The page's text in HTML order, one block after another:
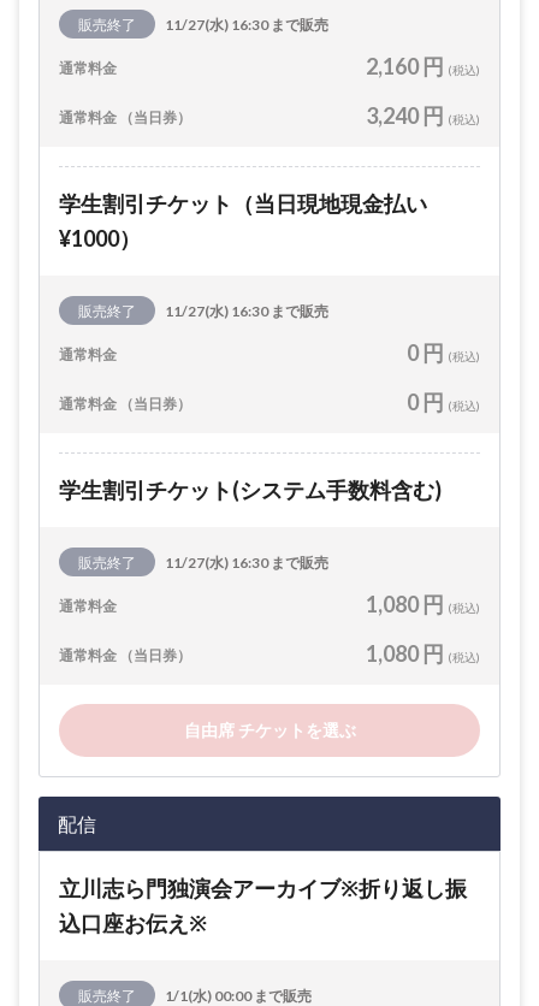
販売終了 11/27(水) 16:30 まで販売
通常料金 2,160 円 (税込)
通常料金 （当日券） 3,240 円 (税込)
学生割引チケット（当日現地現金払い
¥1000）
販売終了 11/27(水) 16:30 まで販売
通常料金 0 円 (税込)
通常料金 （当日券） 0 円 (税込)
学生割引チケット(システム手数料含む)
販売終了 11/27(水) 16:30 まで販売
通常料金 1,080 円 (税込)
通常料金 （当日券） 1,080 円 (税込)
自由席 チケットを選ぶ
配信
立川志ら門独演会アーカイブ※折り返し振
込口座お伝え※
販売終了 1/1(水) 00:00 まで販売